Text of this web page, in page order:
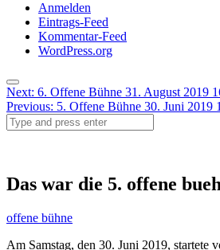
Anmelden
Eintrags-Feed
Kommentar-Feed
WordPress.org
Menu
Post
navigation
Next: 6. Offene Bühne 31. August 2019
Previous: 5. Offene Bühne 30. Juni 2019
Search
Das war die 5. offene
offene bühne
Am Samstag, den 30. Juni 2019, startete